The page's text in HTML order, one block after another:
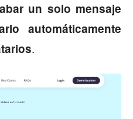
un solo mensaje
automáticamente
.